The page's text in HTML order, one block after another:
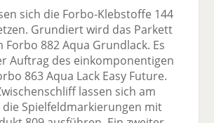
sich die Forbo-Klebstoffe 144
Grundiert wird das Parkett
882 Aqua Grundlack. Es
Auftrag des einkomponentigen
863 Aqua Lack Easy Future.
lassen sich am
die Spielfeldmarkierungen mit